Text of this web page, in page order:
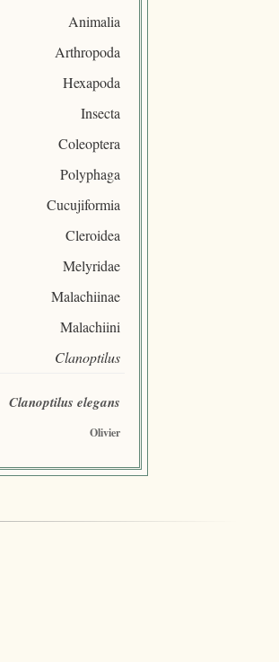
Animalia
Arthropoda
Hexapoda
Insecta
Coleoptera
Polyphaga
Cucujiformia
Cleroidea
Melyridae
Malachiinae
Malachiini
Clanoptilus
Clanoptilus elegans
Olivier